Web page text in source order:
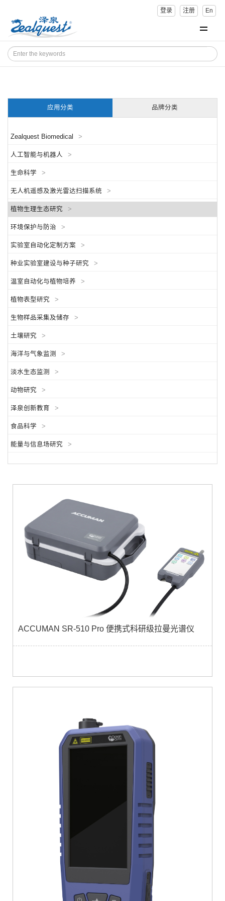
登录 注册 En
应用分类 品牌分类
Zealquest Biomedical >
人工智能与机器人 >
生命科学 >
无人机遥感及激光雷达扫描系统 >
植物生理生态研究 >
环境保护与防治 >
实验室自动化定制方案 >
种业实验室建设与种子研究 >
温室自动化与植物培养 >
植物表型研究 >
生物样品采集及储存 >
土壤研究 >
海洋与气象监测 >
淡水生态监测 >
动物研究 >
泽泉创新教育 >
食品科学 >
能量与信息场研究 >
ACCUMAN SR-510 Pro 便携式科研级拉曼光谱仪